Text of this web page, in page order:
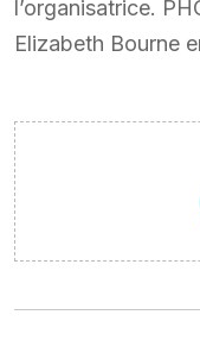
l’organisatrice.
Elizabeth Bourne